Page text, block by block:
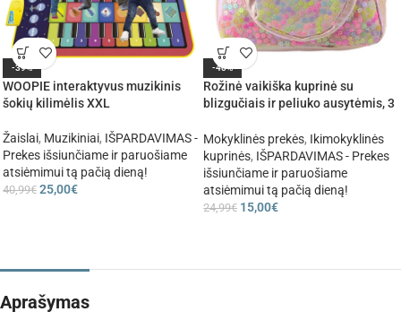
-39%
WOOPIE interaktyvus muzikinis
šokių kilimėlis XXL
Žaislai, Muzikiniai, IŠPARDAVIMAS -
Prekes išsiunčiame ir paruošiame
atsiėmimui tą pačią dieną!
40,99€ 25,00€
-40%
Rožinė vaikiška kuprinė su
blizgučiais ir peliuko ausytėmis, 3
Mokyklinės prekės, Ikimokyklinės
kuprinės, IŠPARDAVIMAS - Prekes
išsiunčiame ir paruošiame
atsiėmimui tą pačią dieną!
24,99€ 15,00€
Aprašymas